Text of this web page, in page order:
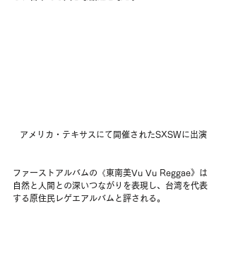
アメリカ・テキサスにて開催されたSXSWに出演
ファーストアルバムの《東南美Vu Vu Reggae》は
自然と人間との深いつながりを表現し、台湾を代表
する原住民レゲエアルバムと評される。